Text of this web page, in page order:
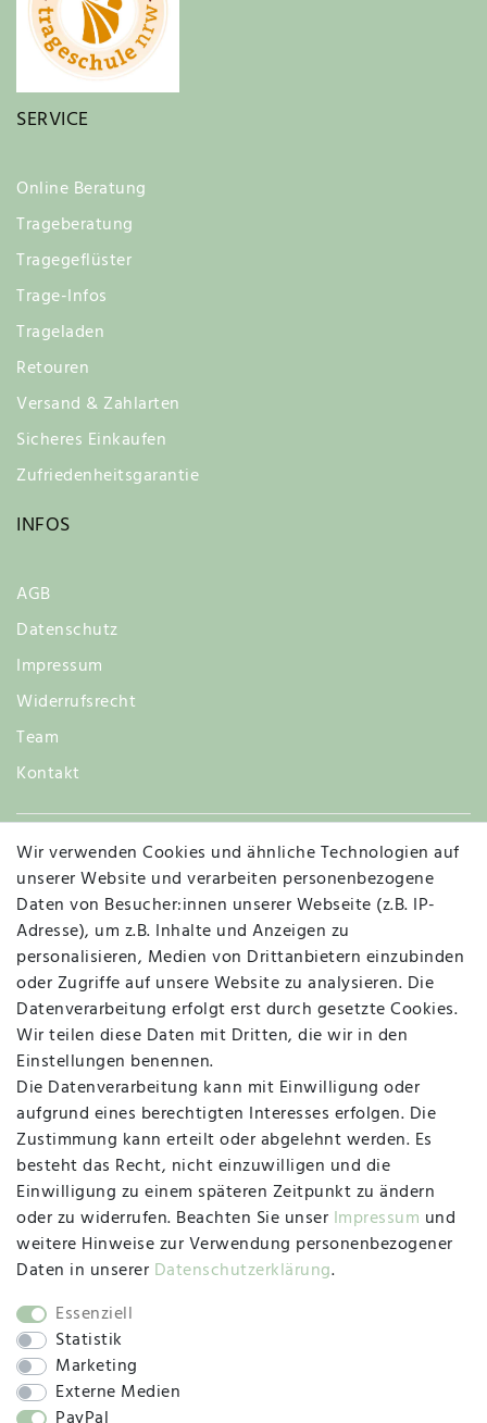
SERVICE
Online Beratung
Trageberatung
Tragegeflüster
Trage-Infos
Trageladen
Retouren
Versand & Zahlarten
Sicheres Einkaufen
Zufriedenheitsgarantie
INFOS
AGB
Datenschutz
Impressum
Widerrufsrecht
Team
Kontakt
Widerruf
Vertrag widerrufen Kontakt
MAPALI VOR ORT
Herzogstraße 10
47533 Kleve
Montag, Dienstag, Donnerstag, Freitag
09:00 Uhr bis 13:00 Uhr
Mittwoch
09:00 Uhr bis 12:00 Uhr
SOCIAL
Wir verwenden Cookies und ähnliche Technologien auf
unserer Website und verarbeiten personenbezogene
Daten von Besucher:innen unserer Webseite (z.B. IP-
Adresse), um z.B. Inhalte und Anzeigen zu
personalisieren, Medien von Drittanbietern einzubinden
oder Zugriffe auf unsere Website zu analysieren. Die
Datenverarbeitung erfolgt erst durch gesetzte Cookies.
Wir teilen diese Daten mit Dritten, die wir in den
Einstellungen benennen.
Die Datenverarbeitung kann mit Einwilligung oder
aufgrund eines berechtigten Interesses erfolgen. Die
Zustimmung kann erteilt oder abgelehnt werden. Es
besteht das Recht, nicht einzuwilligen und die
Einwilligung zu einem späteren Zeitpunkt zu ändern
oder zu widerrufen. Beachten Sie unser Impressum und
weitere Hinweise zur Verwendung personenbezogener
Daten in unserer Daten­schutz­erklärung.
Essenziell
Statistik
Marketing
Externe Medien